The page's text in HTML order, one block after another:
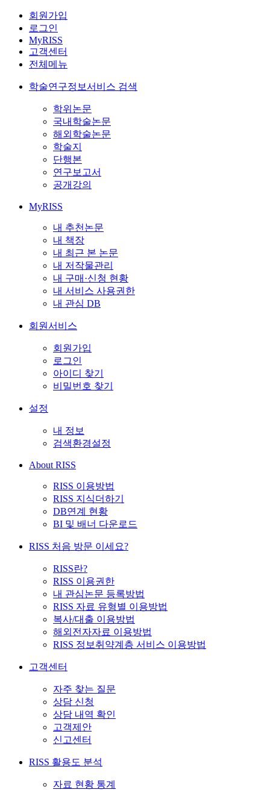
회원가입
로그인
MyRISS
고객센터
전체메뉴
학술연구정보서비스 검색
학위논문
국내학술논문
해외학술논문
학술지
단행본
연구보고서
공개강의
MyRISS
내 추천논문
내 책장
내 최근 본 논문
내 저작물관리
내 구매·신청 현황
내 서비스 사용권한
내 관심 DB
회원서비스
회원가입
로그인
아이디 찾기
비밀번호 찾기
설정
내 정보
검색환경설정
About RISS
RISS 이용방법
RISS 지식더하기
DB연계 현황
BI 및 배너 다운로드
RISS 처음 방문 이세요?
RISS란?
RISS 이용권한
내 관심논문 등록방법
RISS 자료 유형별 이용방법
복사/대출 이용방법
해외전자자료 이용방법
RISS 정보취약계층 서비스 이용방법
고객센터
자주 찾는 질문
상담 신청
상담 내역 확인
고객제안
신고센터
RISS 활용도 분석
자료 현황 통계